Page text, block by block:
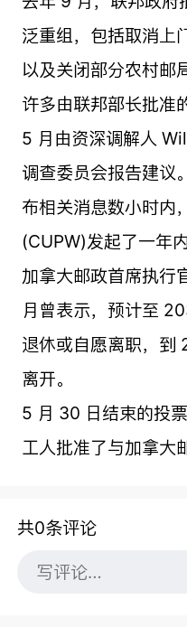
泛重组，包括取消上
以及关闭部分农村邮
许多由联邦部长批准
5 月由资深调解人
调查委员会报告建
布相关消息数小时内
(CUPW)发起了一年
加拿大邮政首席执行
月曾表示，预计至
退休或自愿离职，到
离开。
5 月 30 日结束的投
工人批准了与加拿大
共0条评论